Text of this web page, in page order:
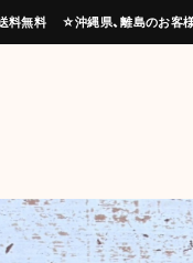
料無料 ☆沖縄県、離島のお客